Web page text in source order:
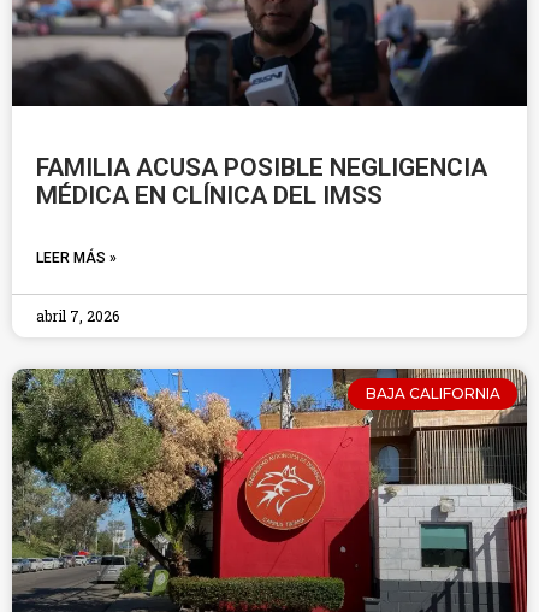
FAMILIA ACUSA POSIBLE NEGLIGENCIA
MÉDICA EN CLÍNICA DEL IMSS
LEER MÁS »
abril 7, 2026
BAJA CALIFORNIA